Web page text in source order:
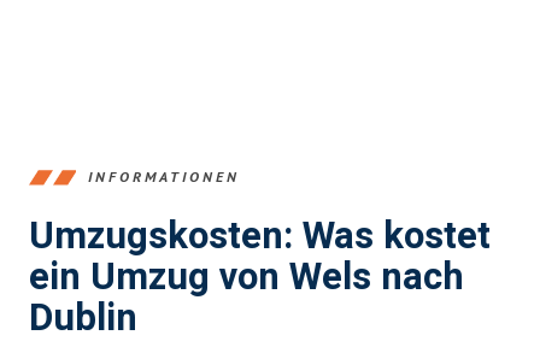
INFORMATIONEN
Umzugskosten: Was kostet
ein Umzug von Wels nach
Dublin